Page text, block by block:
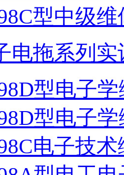
型中级
电拖系列实
型电子
型电子
电子技